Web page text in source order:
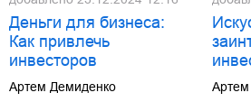
Деньги для бизнеса:
Как привлечь
инвесторов
Артем Демиденко